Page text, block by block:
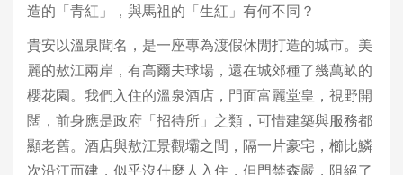
造的「青紅」，與馬祖的「生紅」有何不同？
貴安以溫泉聞名，是一座專為渡假休閒打造的城市。美
麗的敖江兩岸，有高爾夫球場，還在城郊種了幾萬畝的
櫻花園。我們入住的溫泉酒店，門面富麗堂皇，視野開
闊，前身應是政府「招待所」之類，可惜建築與服務都
顯老舊。酒店與敖江景觀壩之間，隔一片豪宅，櫛比鱗
次沿江而建，似乎沒什麼人入住，但門禁森嚴，阻絕了